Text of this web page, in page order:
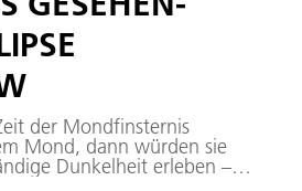
der Mondfinsternis
Mond, dann würden sie
Dunkelheit erleben –